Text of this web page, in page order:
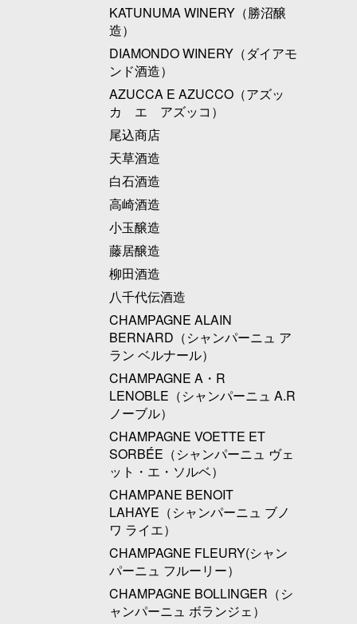
KATUNUMA WINERY（勝沼醸
造）
DIAMONDO WINERY（ダイアモ
ンド酒造）
AZUCCA E AZUCCO（アズッ
カ エ アズッコ）
尾込商店
天草酒造
白石酒造
高崎酒造
小玉醸造
藤居醸造
柳田酒造
八千代伝酒造
CHAMPAGNE ALAIN
BERNARD（シャンパーニュ ア
ラン ベルナール）
CHAMPAGNE A・R
LENOBLE（シャンパーニュ A.R
ノーブル）
CHAMPAGNE VOETTE ET
SORBÉE（シャンパーニュ ヴェ
ット・エ・ソルベ）
CHAMPANE BENOIT
LAHAYE（シャンパーニュ ブノ
ワ ライエ）
CHAMPAGNE FLEURY(シャン
パーニュ フルーリー）
CHAMPAGNE BOLLINGER（シ
ャンパーニュ ボランジェ）